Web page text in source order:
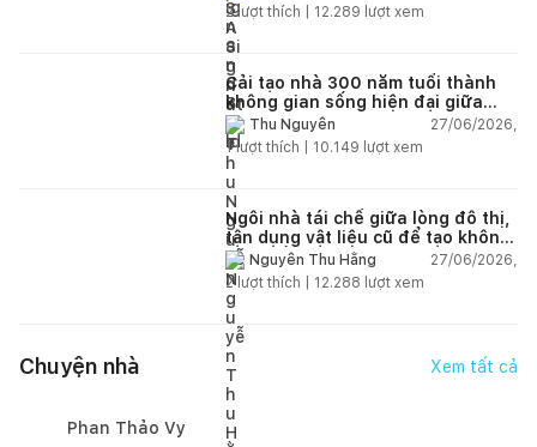
2lượt thích | 12.289 lượt xem
Cải tạo nhà 300 năm tuổi thành
không gian sống hiện đại giữa
thiên nhiên
Thu Nguyễn
27/06/2026,
1lượt thích | 10.149 lượt xem
Ngôi nhà tái chế giữa lòng đô thị,
tận dụng vật liệu cũ để tạo không
gian sống linh hoạt
Nguyễn Thu Hằng
27/06/2026,
2lượt thích | 12.288 lượt xem
Chuyện nhà Xem tất cả
Phan Thảo Vy